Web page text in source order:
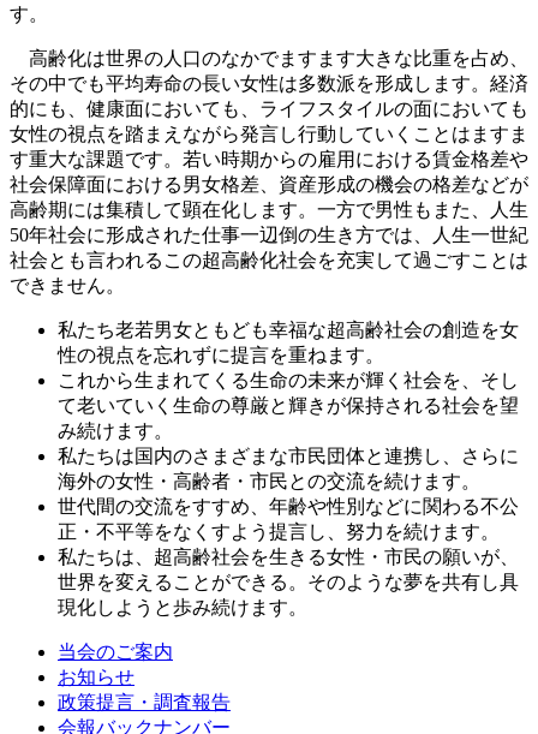
す。
高齢化は世界の人口のなかでますます大きな比重を占め、
その中でも平均寿命の長い女性は多数派を形成します。経済
的にも、健康面においても、ライフスタイルの面においても
女性の視点を踏まえながら発言し行動していくことはますま
す重大な課題です。若い時期からの雇用における賃金格差や
社会保障面における男女格差、資産形成の機会の格差などが
高齢期には集積して顕在化します。一方で男性もまた、人生
50年社会に形成された仕事一辺倒の生き方では、人生一世紀
社会とも言われるこの超高齢化社会を充実して過ごすことは
できません。
私たち老若男女ともども幸福な超高齢社会の創造を女
性の視点を忘れずに提言を重ねます。
これから生まれてくる生命の未来が輝く社会を、そし
て老いていく生命の尊厳と輝きが保持される社会を望
み続けます。
私たちは国内のさまざまな市民団体と連携し、さらに
海外の女性・高齢者・市民との交流を続けます。
世代間の交流をすすめ、年齢や性別などに関わる不公
正・不平等をなくすよう提言し、努力を続けます。
私たちは、超高齢社会を生きる女性・市民の願いが、
世界を変えることができる。そのような夢を共有し具
現化しようと歩み続けます。
当会のご案内
お知らせ
政策提言・調査報告
会報バックナンバー